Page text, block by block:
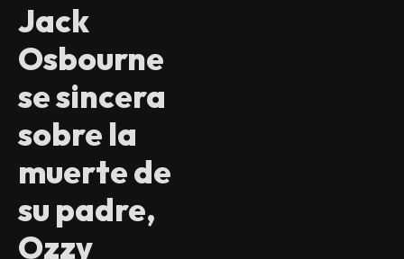
Jack
Osbourne
se sincera
sobre la
muerte de
su padre,
Ozzy